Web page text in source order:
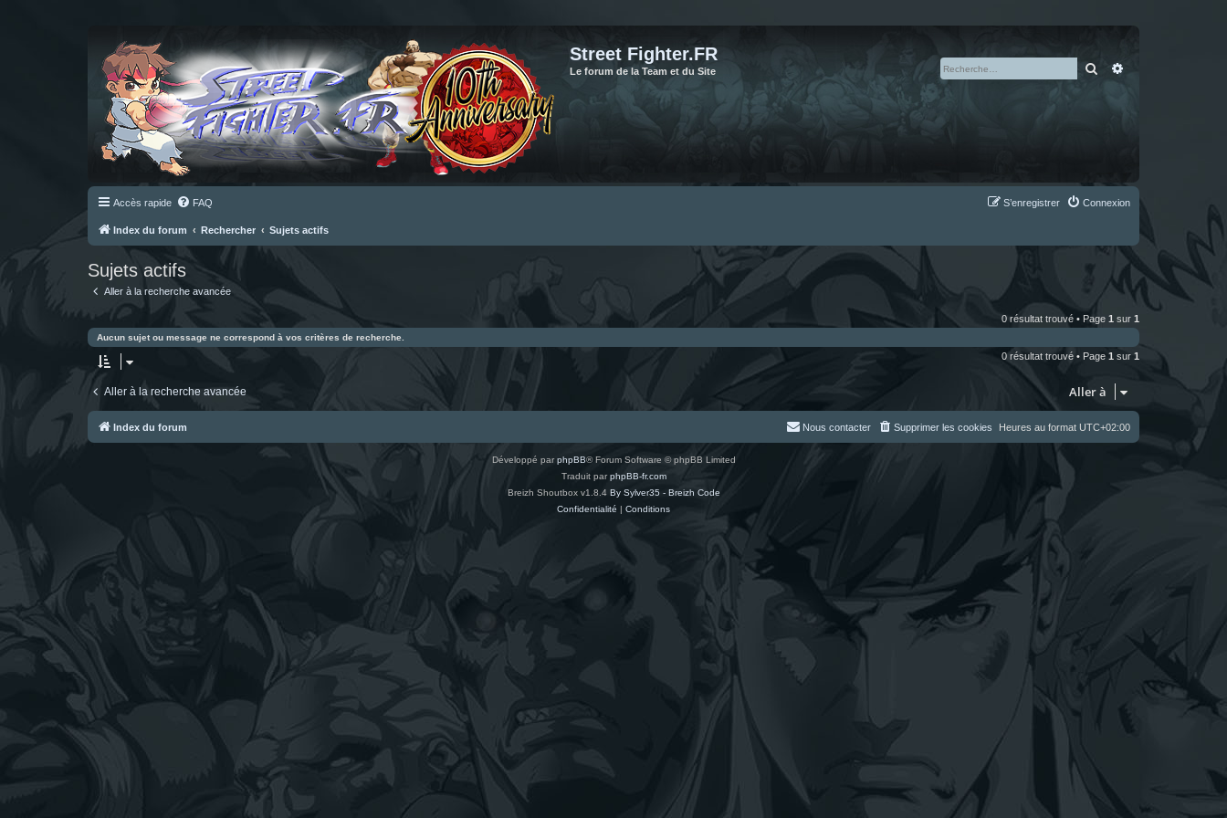
Street Fighter.FR
Le forum de la Team et du Site Rechercher
Accès rapide FAQ Connexion
S’enregistrer
Index du forum Rechercher Sujets actifs
Sujets actifs
Aller à la recherche avancée
0 résultat trouvé • Page 1 sur 1
Aucun sujet ou message ne correspond à vos critères de recherche.
0 résultat trouvé • Page 1 sur 1
Aller à la recherche avancée Aller à
Index du forum Heures au format UTC+02:00
Supprimer les cookies
Nous contacter
Développé parphpBB® Forum Software © phpBB Limited
Traduit parphpBB-fr.com
Breizh Shoutbox v1.8.4 By Sylver35 - Breizh Code
Confidentialité | Conditions